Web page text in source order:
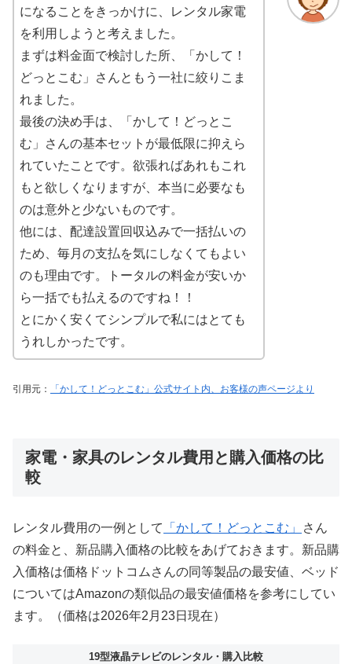
になることをきっかけに、レンタル家電
を利用しようと考えました。
まずは料金面で検討した所、「かして！
どっとこむ」さんともう一社に絞りこま
れました。
最後の決め手は、「かして！どっとこ
む」さんの基本セットが最低限に抑えら
れていたことです。欲張ればあれもこれ
もと欲しくなりますが、本当に必要なも
のは意外と少ないものです。
他には、配達設置回収込みで一括払いの
ため、毎月の支払を気にしなくてもよい
のも理由です。トータルの料金が安いか
ら一括でも払えるのですね！！
とにかく安くてシンプルで私にはとても
うれしかったです。
引用元： 「かして！どっとこむ」公式サイト内、お客様の声ページより
家電・家具のレンタル費用と購入価格の比
較
レンタル費用の一例として 「かして！どっとこむ」
さん
の料金と、新品購入価格の比較をあげておきます。新品購
入価格は価格ドットコムさんの同等製品の最安値、ベッド
についてはAmazonの類似品の最安値価格を参考にしてい
ます。（価格は2026年2月23日現在）
19型液晶テレビのレンタル・購入比較